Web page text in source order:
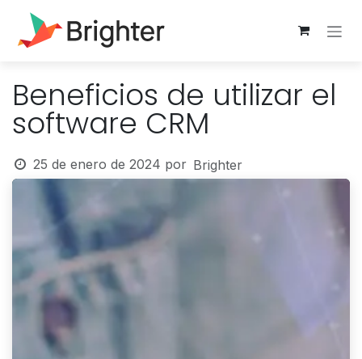
Ir al contenido
Beneficios de utilizar el
software CRM
25 de enero de 2024 por Brighter